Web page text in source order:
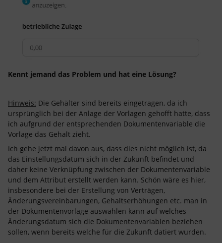
Kennt jemand das Problem und hat eine Lösung?
Hinweis: Die Gehälter sind bereits eingetragen, da ich
ursprünglich bei der Anlage der Vorlagen gehofft hatte, dass
ich aufgrund der entsprechenden Dokumentenvariable die
Vorlage das Gehalt zieht.
Ich gehe jetzt mal davon aus, dass dies nicht möglich ist, da
das Einstellungsdatum sich in der Zukunft befindet und
daher keine Verknüpfung zwischen der Dokumentenvariable
und dem Attribut erstellt werden kann. Schön wäre es hier,
insbesondere bei der Erstellung von Verträgen,
Änderungsvereinbarungen, Gehaltserhöhungen etc. man in
der Dokumentenvorlage auswählen kann auf welches
Änderungsdatum sich die Dokumentenvariablen beziehen
sollen, wenn bereits welche für die Zukunft datiert wurden.